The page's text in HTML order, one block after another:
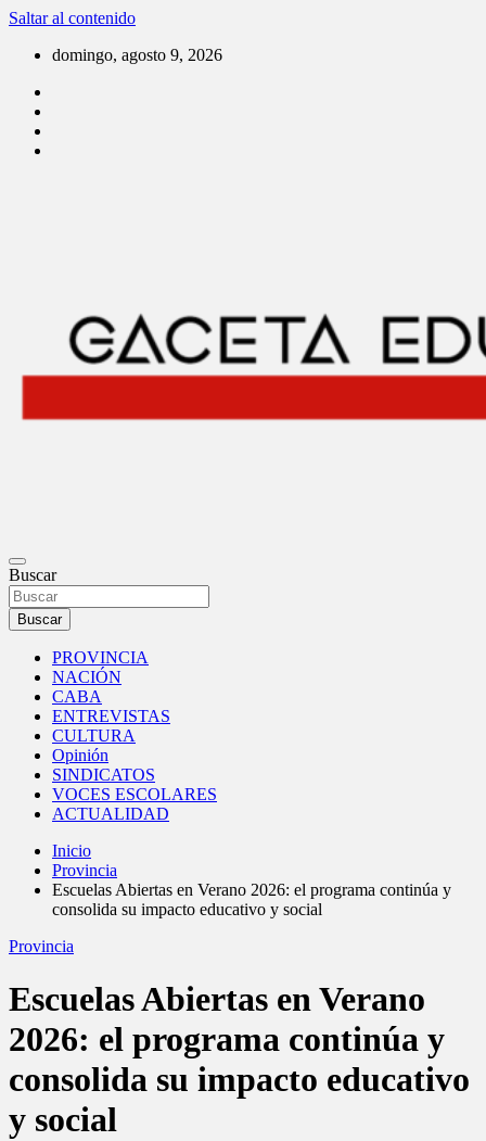
Saltar al contenido
domingo, agosto 9, 2026
Gaceta Educativa
PORTAL DE NOTICIAS
Buscar
Buscar
PROVINCIA
NACIÓN
CABA
ENTREVISTAS
CULTURA
Opinión
SINDICATOS
VOCES ESCOLARES
ACTUALIDAD
Inicio
Provincia
Escuelas Abiertas en Verano 2026: el programa continúa y
consolida su impacto educativo y social
Provincia
Escuelas Abiertas en Verano
2026: el programa continúa y
consolida su impacto educativo
y social